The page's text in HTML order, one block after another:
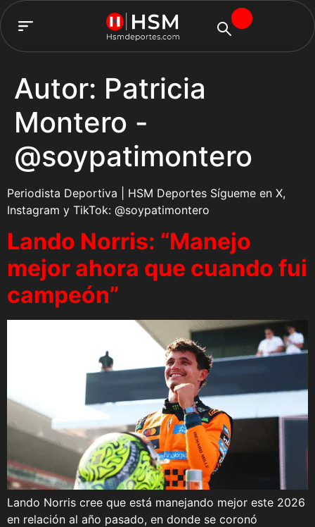
Autor: Patricia
Montero -
@soypatimontero
Periodista Deportiva | HSM Deportes Sígueme en X,
Instagram y TikTok: @soypatimontero
Lando Norris: “Manejo
mejor ahora que cuando fui
campeón”
Lando Norris cree que está manejando mejor este 2026
en relación al año pasado, en donde se coronó